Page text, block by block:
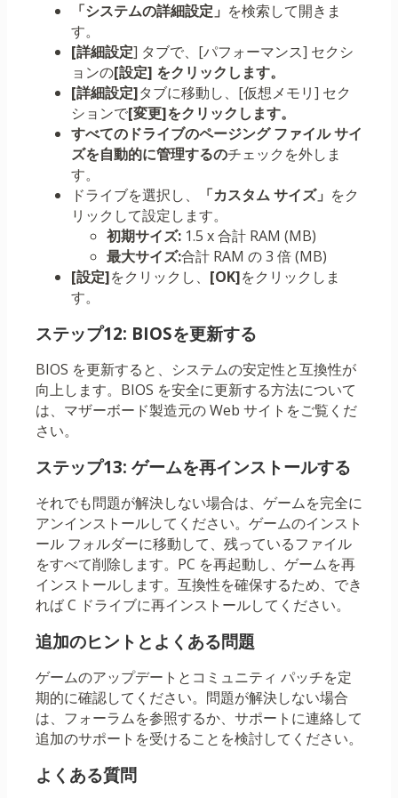
「システムの詳細設定」 を検索して開きま
す。
[詳細設定] タブで、[パフォーマンス] セクシ
ョンの[設定] をクリックします。
[詳細設定]タブに移動し、[仮想メモリ] セク
ションで[変更]をクリックします。
すべてのドライブのページング ファイル サイ
ズを自動的に管理するのチェックを外しま
す。
ドライブを選択し、
「カスタム サイズ」 をク
リックして設定します。
初期サイズ: 1.5 x 合計 RAM (MB)
最大サイズ:合計 RAM の 3 倍 (MB)
[設定]をクリックし、 [OK]をクリックしま
す。
ステップ12: BIOSを更新する
BIOS を更新すると、システムの安定性と互換性が
向上します。BIOS を安全に更新する方法について
は、マザーボード製造元の Web サイトをご覧くだ
さい。
ステップ13: ゲームを再インストールする
それでも問題が解決しない場合は、ゲームを完全に
アンインストールしてください。ゲームのインスト
ール フォルダーに移動して、残っているファイル
をすべて削除します。PC を再起動し、ゲームを再
インストールします。互換性を確保するため、でき
れば C ドライブに再インストールしてください。
追加のヒントとよくある問題
ゲームのアップデートとコミュニティ パッチを定
期的に確認してください。問題が解決しない場合
は、フォーラムを参照するか、サポートに連絡して
追加のサポートを受けることを検討してください。
よくある質問